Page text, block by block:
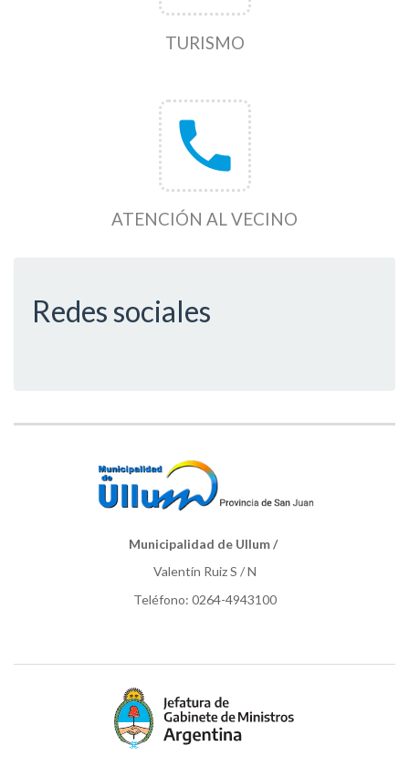
TURISMO
phone
ATENCIÓN AL VECINO
Redes sociales
Municipalidad de Ullum /
Valentín Ruiz S / N
Teléfono: 0264-4943100